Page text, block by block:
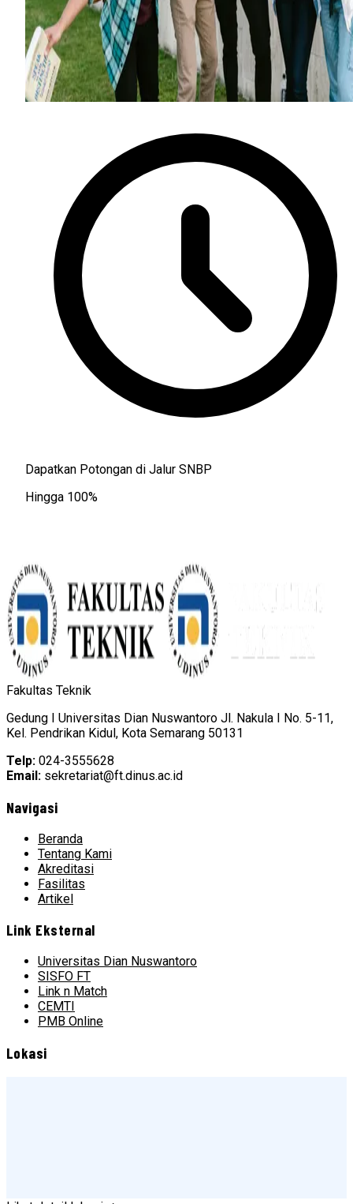
Dapatkan Potongan di Jalur SNBP
Hingga 100%
Fakultas Teknik
Gedung I Universitas Dian Nuswantoro Jl. Nakula I No. 5-11,
Kel. Pendrikan Kidul, Kota Semarang 50131
Telp: 024-3555628
Email: sekretariat@ft.dinus.ac.id
Navigasi
Beranda
Tentang Kami
Akreditasi
Fasilitas
Artikel
Link Eksternal
Universitas Dian Nuswantoro
SISFO FT
Link n Match
CEMTI
PMB Online
Lokasi